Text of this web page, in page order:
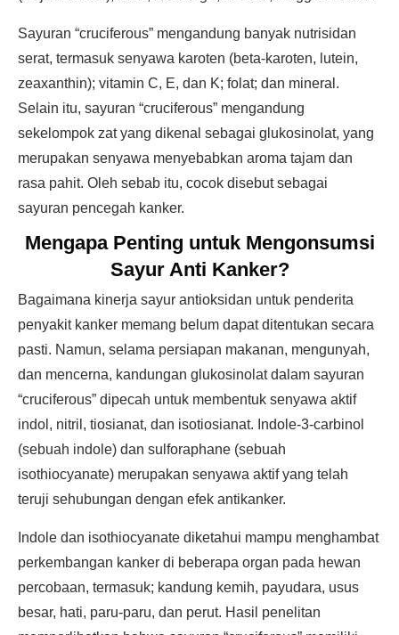
Sayuran “cruciferous” mengandung banyak nutrisidan
serat, termasuk senyawa karoten (beta-karoten, lutein,
zeaxanthin); vitamin C, E, dan K; folat; dan mineral.
Selain itu, sayuran “cruciferous” mengandung
sekelompok zat yang dikenal sebagai glukosinolat, yang
merupakan senyawa menyebabkan aroma tajam dan
rasa pahit. Oleh sebab itu, cocok disebut sebagai
sayuran pencegah kanker.
Mengapa Penting untuk Mengonsumsi
Sayur Anti Kanker?
Bagaimana kinerja sayur antioksidan untuk penderita
penyakit kanker memang belum dapat ditentukan secara
pasti. Namun, selama persiapan makanan, mengunyah,
dan mencerna, kandungan glukosinolat dalam sayuran
“cruciferous” dipecah untuk membentuk senyawa aktif
indol, nitril, tiosianat, dan isotiosianat. Indole-3-carbinol
(sebuah indole) dan sulforaphane (sebuah
isothiocyanate) merupakan senyawa aktif yang telah
teruji sehubungan dengan efek antikanker.
Indole dan isothiocyanate diketahui mampu menghambat
perkembangan kanker di beberapa organ pada hewan
percobaan, termasuk; kandung kemih, payudara, usus
besar, hati, paru-paru, dan perut. Hasil penelitan